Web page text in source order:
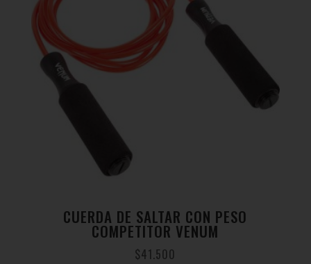
CUERDA DE SALTAR CON PESO
COMPETITOR VENUM
$41.500